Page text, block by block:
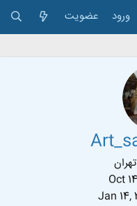
ورود عضویت
تهران
Oct
Jan 14,